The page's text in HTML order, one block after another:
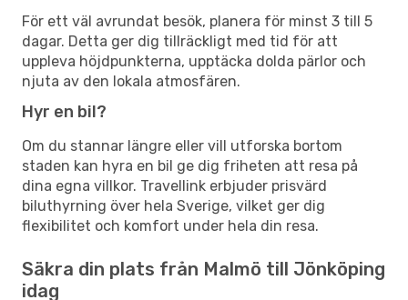
För ett väl avrundat besök, planera för minst 3 till 5
dagar. Detta ger dig tillräckligt med tid för att
uppleva höjdpunkterna, upptäcka dolda pärlor och
njuta av den lokala atmosfären.
Hyr en bil?
Om du stannar längre eller vill utforska bortom
staden kan hyra en bil ge dig friheten att resa på
dina egna villkor. Travellink erbjuder prisvärd
biluthyrning över hela Sverige, vilket ger dig
flexibilitet och komfort under hela din resa.
Säkra din plats från Malmö till Jönköping
idag